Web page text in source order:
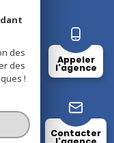
Appeler
l'agence
Contacter
des
des
!